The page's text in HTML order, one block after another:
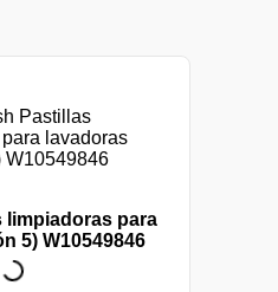
limpiadoras para
5) W10549846